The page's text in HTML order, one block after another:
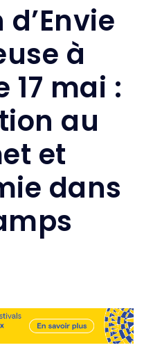
à
17 mai :
au
et
dans